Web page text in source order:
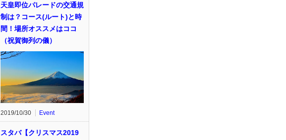
天皇即位パレードの交通規
制は？コース(ルート)と時
間！場所オススメはココ
（祝賀御列の儀）
2019/10/30 Event
スタバ【クリスマス2019